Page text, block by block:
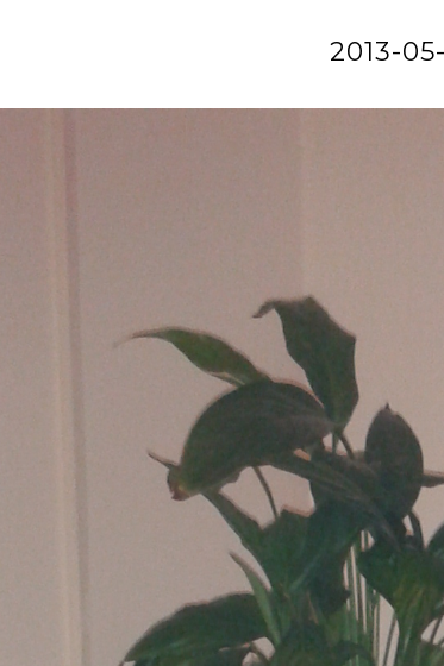
2013-